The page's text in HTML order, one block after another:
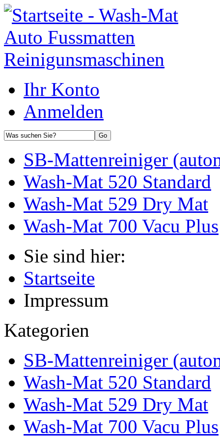
Ihr Konto
Anmelden
SB-Mattenreiniger
Wash-Mat 520 Standard
Wash-Mat 529 Dry Mat
Wash-Mat 700 Vacu Plus
Sie sind hier:
Startseite
Impressum
Kategorien
SB-Mattenreiniger
Wash-Mat 520 Standard
Wash-Mat 529 Dry Mat
Wash-Mat 700 Vacu Plus